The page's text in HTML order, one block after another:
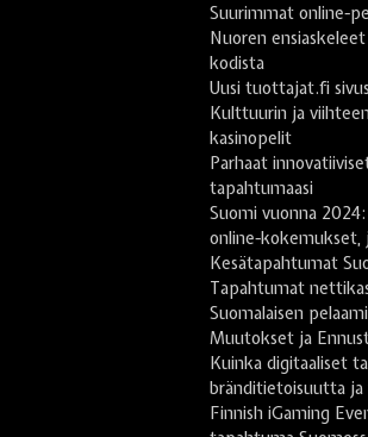
Suurimmat online-
Nuoren
kodista
Uusi tuottajat.fi
Kulttuurin ja
kasinopelit
Parhaat
tapahtumaasi
Suomi vuonna
online-kokemukset,
Kesätapahtumat
Tapahtumat
Suomalaisen
Muutokset ja
Kuinka digitaaliset
bränditietoisuutta
Finnish iGaming